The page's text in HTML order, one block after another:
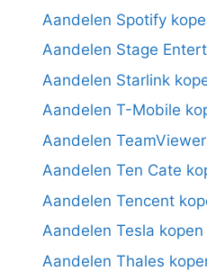
Aandelen Spotify
Aandelen Stage
Aandelen Starlink
Aandelen T-Mobile
Aandelen
Aandelen Ten Cate
Aandelen Tencent
Aandelen Tesla kopen
Aandelen Thales